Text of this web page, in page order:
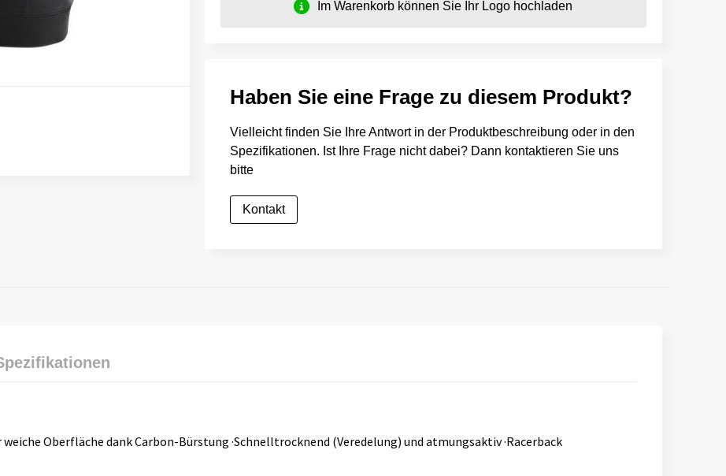
Im Warenkorb können Sie Ihr Logo hochladen
Haben Sie eine Frage zu diesem Produkt?
Vielleicht finden Sie Ihre Antwort in der Produktbeschreibung oder in den
Spezifikationen. Ist Ihre Frage nicht dabei? Dann kontaktieren Sie uns
bitte
Kontakt
weiche Oberfläche dank Carbon-Bürstung ·Schnelltrocknend (Veredelung) und atmungsaktiv ·Racerback